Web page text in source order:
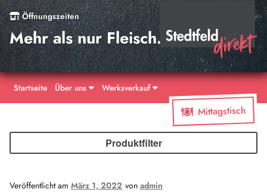
Öffnungszeiten
Mehr als nur Fleisch.
Startseite Über uns Werksverkauf
Mittagstisch
Veröffentlicht am März 1, 2022 von admin
Produktfilter